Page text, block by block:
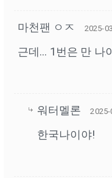
마천팬 ㅇㅈ 2025-
근데... 1번은 만 나
워터멜론 2025-
한국나이야!